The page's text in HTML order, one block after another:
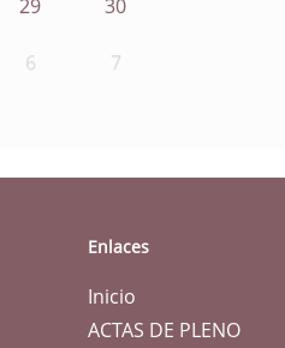
29 30
6 7
Enlaces
Inicio
ACTAS DE PLENO